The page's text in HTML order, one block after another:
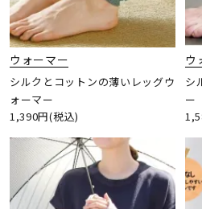
ウォーマー
シルクとコットンの薄いレッグウ
ォーマー
1,390円(税込)
ウ
シ
ー